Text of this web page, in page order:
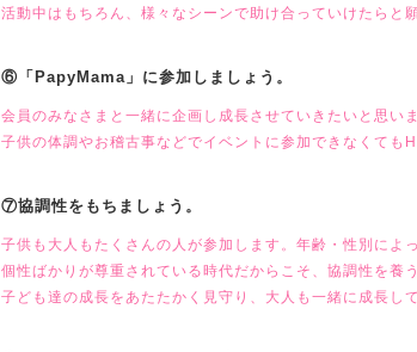
活動中はもちろん、様々なシーンで助け合っていけたらと
⑥「PapyMama」に参加しましょう。
会員のみなさまと一緒に企画し成長させていきたいと思いま
子供の体調やお稽古事などでイベントに参加できなくても
⑦協調性をもちましょう。
子供も大人もたくさんの人が参加します。年齢・性別によ
個性ばかりが尊重されている時代だからこそ、協調性を養
子ども達の成長をあたたかく見守り、大人も一緒に成長し